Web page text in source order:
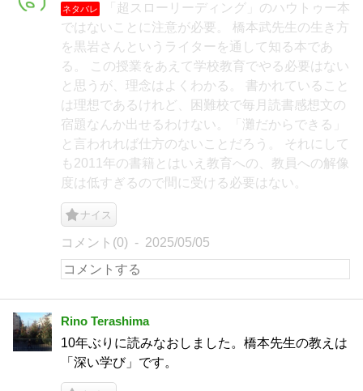
ネタバレ
「超スローリーディング」のハウトゥー本
ではないことに注意が必要。 橋本武先生の生き方
を黒岩さんというライターを通して知る本であ
る。 この授業をあえて学校教育でやる必要はない
と思うが、理念はよくわかる。 書かれていること
は理想であるけれど、困難校で毎月読書感想文の
宿題なんか出せるわけない。「灘だからできる」
と言われれば仕方のないことだろう。 それにして
も2011年の書籍とはいえ教育への、教員への解像
度は低すぎるので間に受ける必要はない。
ナイス
コメント(0) 2025/05/05
Rino Terashima
10年ぶりに読みなおしました。橋本先生の教えは
「深い学び」です。